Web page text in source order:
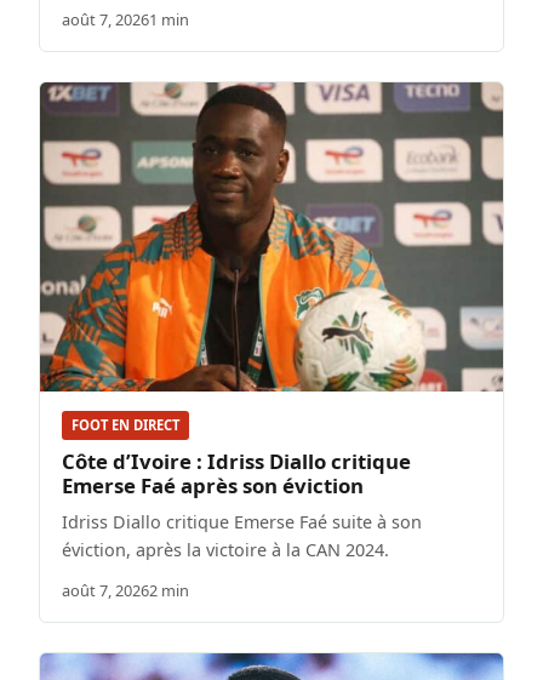
août 7, 20261 min
FOOT EN DIRECT
Côte d’Ivoire : Idriss Diallo critique
Emerse Faé après son éviction
Idriss Diallo critique Emerse Faé suite à son
éviction, après la victoire à la CAN 2024.
août 7, 20262 min